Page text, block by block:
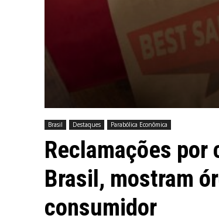
Brasil Destaques Parabólica Econômica
Reclamações por
Brasil, mostram
consumidor